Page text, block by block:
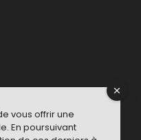
vous offrir une
En poursuivant